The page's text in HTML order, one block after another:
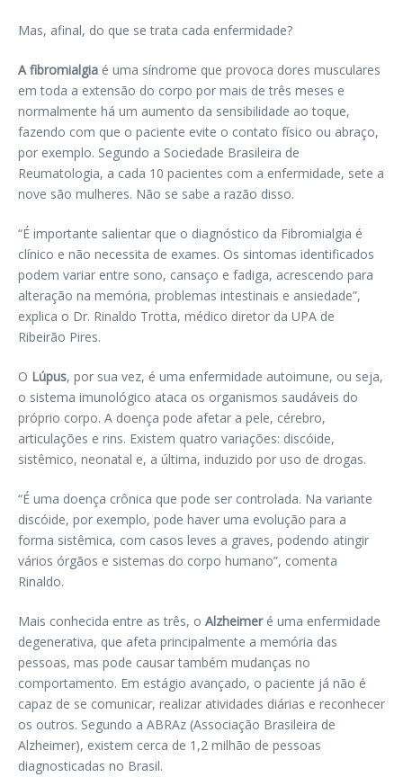
Mas, afinal, do que se trata cada enfermidade?
A fibromialgia é uma síndrome que provoca dores musculares
em toda a extensão do corpo por mais de três meses e
normalmente há um aumento da sensibilidade ao toque,
fazendo com que o paciente evite o contato físico ou abraço,
por exemplo. Segundo a Sociedade Brasileira de
Reumatologia, a cada 10 pacientes com a enfermidade, sete a
nove são mulheres. Não se sabe a razão disso.
“É importante salientar que o diagnóstico da Fibromialgia é
clínico e não necessita de exames. Os sintomas identificados
podem variar entre sono, cansaço e fadiga, acrescendo para
alteração na memória, problemas intestinais e ansiedade”,
explica o Dr. Rinaldo Trotta, médico diretor da UPA de
Ribeirão Pires.
O Lúpus, por sua vez, é uma enfermidade autoimune, ou seja,
o sistema imunológico ataca os organismos saudáveis do
próprio corpo. A doença pode afetar a pele, cérebro,
articulações e rins. Existem quatro variações: discóide,
sistêmico, neonatal e, a última, induzido por uso de drogas.
“É uma doença crônica que pode ser controlada. Na variante
discóide, por exemplo, pode haver uma evolução para a
forma sistêmica, com casos leves a graves, podendo atingir
vários órgãos e sistemas do corpo humano”, comenta
Rinaldo.
Mais conhecida entre as três, o Alzheimeré uma enfermidade
degenerativa, que afeta principalmente a memória das
pessoas, mas pode causar também mudanças no
comportamento. Em estágio avançado, o paciente já não é
capaz de se comunicar, realizar atividades diárias e reconhecer
os outros. Segundo a ABRAz (Associação Brasileira de
Alzheimer), existem cerca de 1,2 milhão de pessoas
diagnosticadas no Brasil.